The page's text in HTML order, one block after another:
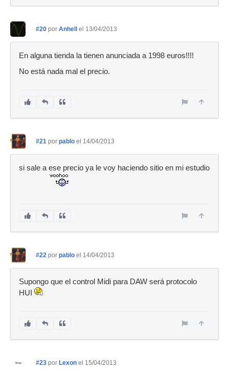
#20 por Anhell el 13/04/2013
En alguna tienda la tienen anunciada a 1998 euros!!!!
No está nada mal el precio.
#21 por pablo el 14/04/2013
si sale a ese precio ya le voy haciendo sitio en mi estudio
#22 por pablo el 14/04/2013
Supongo que el control Midi para DAW será protocolo
HUI
#23 por Lexon el 15/04/2013